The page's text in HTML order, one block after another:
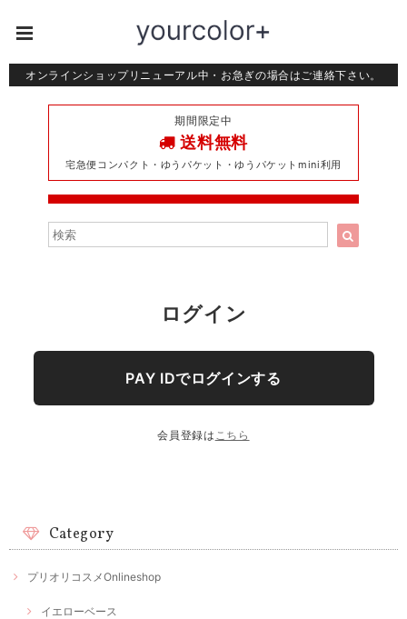
オンラインショップリニューアル中・お急ぎの場合はご連絡下さい。
期間限定中
送料無料
宅急便コンパクト・ゆうパケット・ゆうパケットmini利用
ログイン
PAY IDでログインする
会員登録は こちら
Category
プリオリコスメOnlineshop
イエローベース